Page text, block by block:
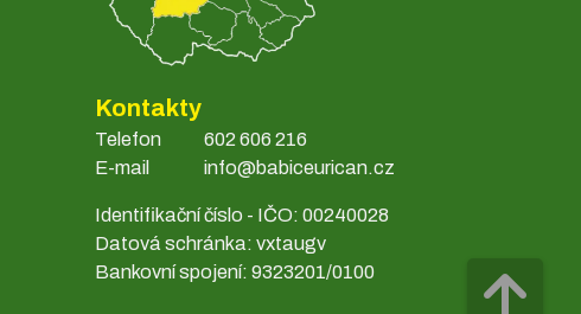
Kontakty
Telefon
E-mail
602 606 216
info@babiceurican.cz
Identifikační číslo - IČO: 00240028
Datová schránka: vxtaugv
Bankovní spojení: 9323201/0100